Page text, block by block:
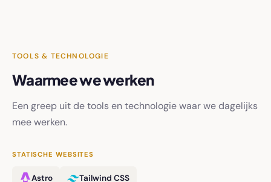
TOOLS & TECHNOLOGIE
Waarmee we werken
Een greep uit de tools en technologie waar we dagelijks
mee werken.
STATISCHE WEBSITES
Astro Tailwind CSS